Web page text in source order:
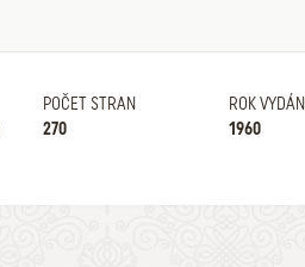
POČET STRAN
270
ROK VYDÁNÍ
1960